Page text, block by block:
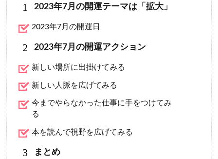
1 2023年7月の開運テーマは「拡大」
2023年7月の開運日
2 2023年7月の開運アクション
新しい場所に出掛けてみる
新しい人脈を広げてみる
今までやらなかった仕事に手をつけてみ
る
本を読んで視野を広げてみる
3 まとめ